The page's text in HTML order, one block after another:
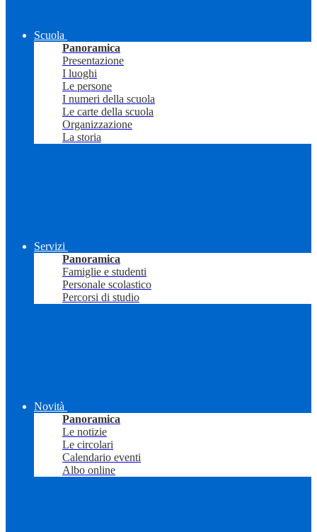
Scuola
Panoramica
Presentazione
I luoghi
Le persone
I numeri della scuola
Le carte della scuola
Organizzazione
La storia
Servizi
Panoramica
Famiglie e studenti
Personale scolastico
Percorsi di studio
Novità
Panoramica
Le notizie
Le circolari
Calendario eventi
Albo online